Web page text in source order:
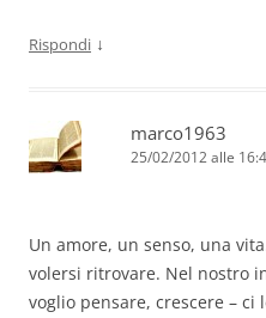
Rispondi ↓
marco1963
25/02/2012 alle
Un amore, un senso, una
volersi ritrovare. Nel nostro
voglio pensare, crescere –